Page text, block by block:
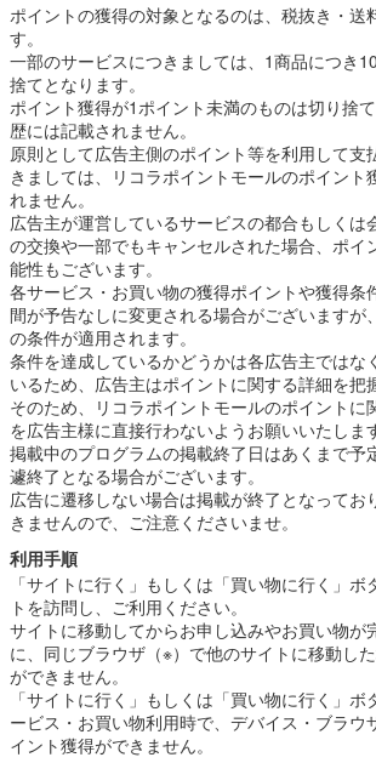
ポイントの獲得の対象となるのは、税抜き・送
す。
一部のサービスにつきましては、1商品につき
捨てとなります。
ポイント獲得が1ポイント未満のものは切り捨
歴には記載されません。
原則として広告主側のポイント等を利用して支
きましては、リコラポイントモールのポイント
れません。
広告主が運営しているサービスの都合もしくは
の交換や一部でもキャンセルされた場合、ポイ
能性もございます。
各サービス・お買い物の獲得ポイントや獲得条
間が予告なしに変更される場合がございますが
の条件が適用されます。
条件を達成しているかどうかは各広告主ではな
いるため、広告主はポイントに関する詳細を把
そのため、リコラポイントモールのポイントに
を広告主様に直接行わないようお願いいたします
掲載中のプログラムの掲載終了日はあくまで予
遽終了となる場合がございます。
広告に遷移しない場合は掲載が終了となってお
きませんので、ご注意くださいませ。
利用手順
「サイトに行く」もしくは「買い物に行く」ボ
トを訪問し、ご利用ください。
サイトに移動してからお申し込みやお買い物が
に、同じブラウザ（※）で他のサイトに移動し
ができません。
「サイトに行く」もしくは「買い物に行く」
ービス・お買い物利用時で、デバイス・ブラウ
イント獲得ができません。